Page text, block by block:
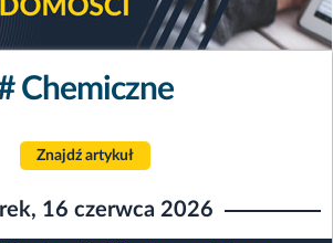
Chemiczne
Znajdź artykuł
16 czerwca 2026